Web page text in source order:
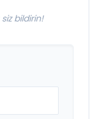
bildirin!